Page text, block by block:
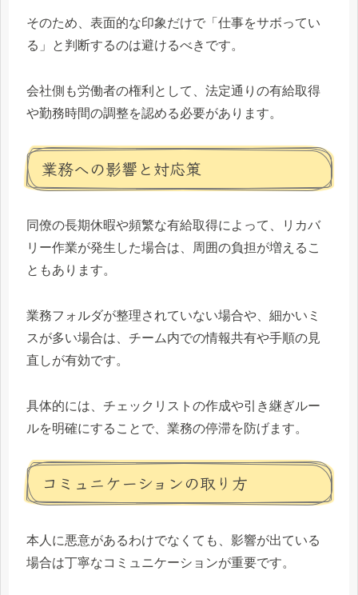
そのため、表面的な印象だけで「仕事をサボってい
る」と判断するのは避けるべきです。
会社側も労働者の権利として、法定通りの有給取得
や勤務時間の調整を認める必要があります。
業務への影響と対応策
同僚の長期休暇や頻繁な有給取得によって、リカバ
リー作業が発生した場合は、周囲の負担が増えるこ
ともあります。
業務フォルダが整理されていない場合や、細かいミ
スが多い場合は、チーム内での情報共有や手順の見
直しが有効です。
具体的には、チェックリストの作成や引き継ぎルー
ルを明確にすることで、業務の停滞を防げます。
コミュニケーションの取り方
本人に悪意があるわけでなくても、影響が出ている
場合は丁寧なコミュニケーションが重要です。